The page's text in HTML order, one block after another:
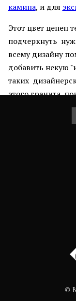
камина, и для
Этот цвет ценен
подчеркнуть
всему дизайну
добавить некую
таких
этого гранита
глазах ценителей.
©